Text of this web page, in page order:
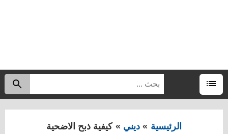
القائمة
عن:
الرئيسية ديني كيفية ذبح الاضحية